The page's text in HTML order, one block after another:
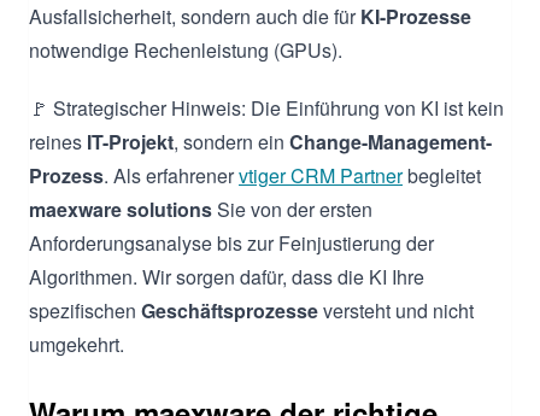
Ausfallsicherheit, sondern auch die fürKI-Prozesse
notwendige Rechenleistung (GPUs).
🚩 Strategischer Hinweis: Die Einführung von KI ist kein
reines IT-Projekt, sondern ein Change-Management-
Prozess. Als erfahrenervtiger CRM Partnerbegleitet
maexware solutionsSie von der ersten
Anforderungsanalyse bis zur Feinjustierung der
Algorithmen. Wir sorgen dafür, dass die KI Ihre
spezifischen Geschäftsprozesseversteht und nicht
umgekehrt.